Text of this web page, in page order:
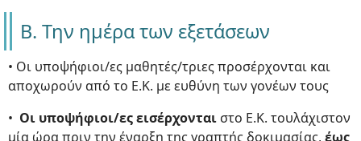
Β. Την ημέρα των εξετάσεων
• Οι υποψήφιοι/ες μαθητές/τριες προσέρχονται και
αποχωρούν από το Ε.Κ. με ευθύνη των γονέων τους
• Οι υποψήφιοι/ες εισέρχονται στο Ε.Κ. τουλάχιστον
μία ώρα πριν την έναρξη της γραπτής δοκιμασίας, έως